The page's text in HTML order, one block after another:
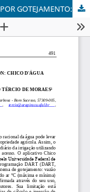
APLICATIVO PARA MANEJO DA IRRIGAÇÃO POR GOTEJAMENTO: CHICO D’ÁGUA